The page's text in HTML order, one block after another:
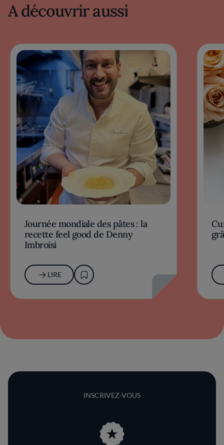
A découvrir aussi
Journée mondiale des pâtes : la
recette feel good de Denny
Imbroisi
LIRE
INSCRIVEZ-VOUS